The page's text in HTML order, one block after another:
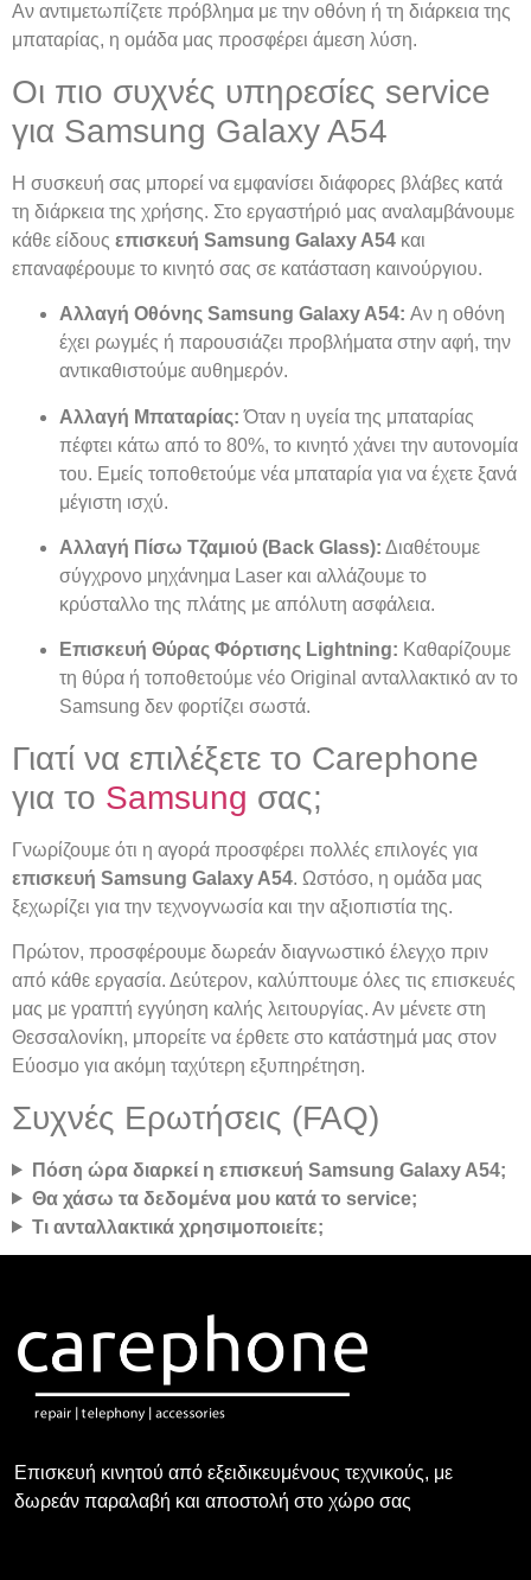
Αν αντιμετωπίζετε πρόβλημα με την οθόνη ή τη διάρκεια της
μπαταρίας, η ομάδα μας προσφέρει άμεση λύση.
Οι πιο συχνές υπηρεσίες service
για Samsung Galaxy A54
Η συσκευή σας μπορεί να εμφανίσει διάφορες βλάβες κατά
τη διάρκεια της χρήσης. Στο εργαστήριό μας αναλαμβάνουμε
κάθε είδους επισκευή Samsung Galaxy A54 και
επαναφέρουμε το κινητό σας σε κατάσταση καινούργιου.
Αλλαγή Οθόνης Samsung Galaxy A54: Αν η οθόνη
έχει ρωγμές ή παρουσιάζει προβλήματα στην αφή, την
αντικαθιστούμε αυθημερόν.
Αλλαγή Μπαταρίας: Όταν η υγεία της μπαταρίας
πέφτει κάτω από το 80%, το κινητό χάνει την αυτονομία
του. Εμείς τοποθετούμε νέα μπαταρία για να έχετε ξανά
μέγιστη ισχύ.
Αλλαγή Πίσω Τζαμιού (Back Glass): Διαθέτουμε
σύγχρονο μηχάνημα Laser και αλλάζουμε το
κρύσταλλο της πλάτης με απόλυτη ασφάλεια.
Επισκευή Θύρας Φόρτισης Lightning: Καθαρίζουμε
τη θύρα ή τοποθετούμε νέο Original ανταλλακτικό αν το
Samsung δεν φορτίζει σωστά.
Γιατί να επιλέξετε το Carephone
για το Samsung σας;
Γνωρίζουμε ότι η αγορά προσφέρει πολλές επιλογές για
επισκευή Samsung Galaxy A54. Ωστόσο, η ομάδα μας
ξεχωρίζει για την τεχνογνωσία και την αξιοπιστία της.
Πρώτον, προσφέρουμε δωρεάν διαγνωστικό έλεγχο πριν
από κάθε εργασία. Δεύτερον, καλύπτουμε όλες τις επισκευές
μας με γραπτή εγγύηση καλής λειτουργίας. Αν μένετε στη
Θεσσαλονίκη, μπορείτε να έρθετε στο κατάστημά μας στον
Εύοσμο για ακόμη ταχύτερη εξυπηρέτηση.
Συχνές Ερωτήσεις (FAQ)
Πόση ώρα διαρκεί η επισκευή Samsung Galaxy A54;
Θα χάσω τα δεδομένα μου κατά το service;
Τι ανταλλακτικά χρησιμοποιείτε;
Επισκευή κινητού από εξειδικευμένους τεχνικούς, με
δωρεάν παραλαβή και αποστολή στο χώρο σας